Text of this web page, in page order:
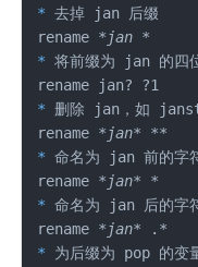
* 去掉 jan 后缀
rename *jan *
* 将前缀为 jan 的四
* 删除 jan，如
rename *jan*
* 命名为 jan 前的
rename *jan*
* 命名为 jan 后的
rename *jan*
* 为后缀为 pop 的变